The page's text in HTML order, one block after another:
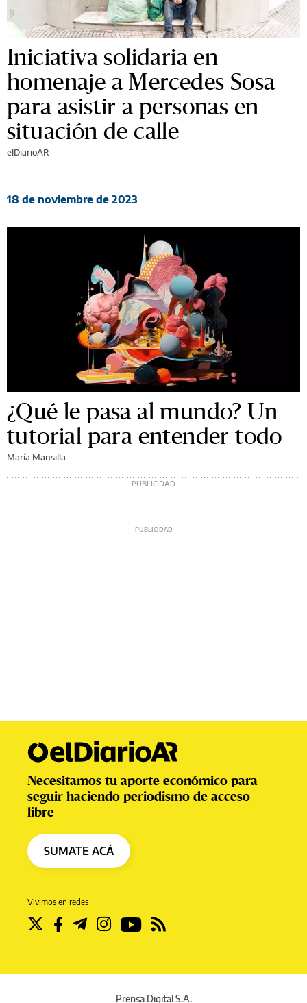
Iniciativa solidaria en
homenaje a Mercedes Sosa
para asistir a personas en
situación de calle
elDiarioAR
18 de noviembre de 2023
¿Qué le pasa al mundo? Un
tutorial para entender todo
María Mansilla
Vivimos en redes
Necesitamos tu aporte económico para
seguir haciendo periodismo de acceso
libre
SUMATE ACÁ
Prensa Digital S.A.